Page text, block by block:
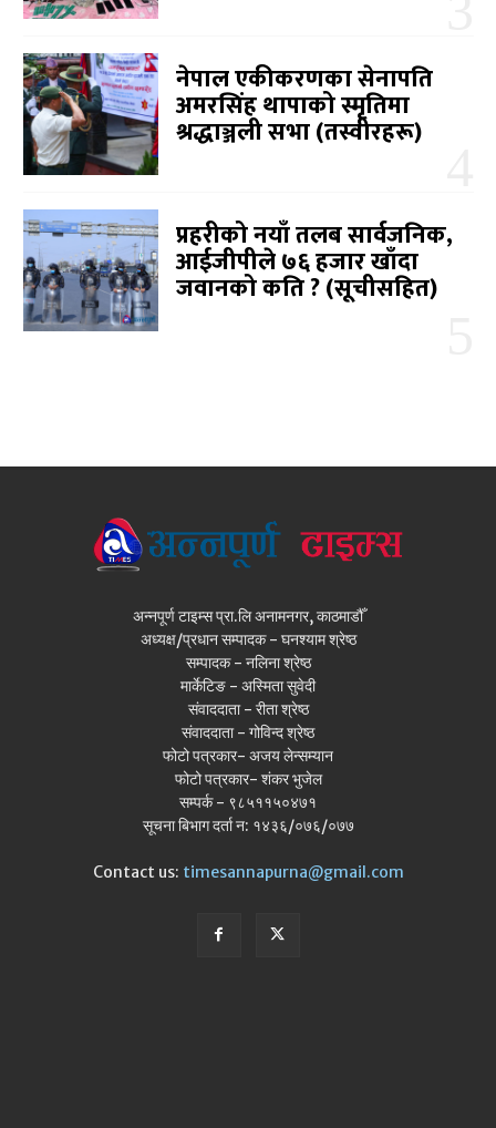
नेपाल एकीकरणका सेनापति
अमरसिंह थापाको स्मृतिमा
श्रद्धाञ्जली सभा (तस्वीरहरू)
प्रहरीको नयाँ तलब सार्वजनिक,
आईजीपीले ७६ हजार खाँदा
जवानको कति ? (सूचीसहित)
अन्नपूर्ण टाइम्स प्रा.लि अनामनगर, काठमाडौँ
अध्यक्ष/प्रधान सम्पादक - घनश्याम श्रेष्ठ
सम्पादक - नलिना श्रेष्ठ
मार्केटिङ - अस्मिता सुवेदी
संवाददाता - रीता श्रेष्ठ
संवाददाता - गोविन्द श्रेष्ठ
फोटो पत्रकार- अजय लेन्सम्यान
फोटो पत्रकार- शंकर भुजेल
सम्पर्क - ९८५११५०४७१
सूचना बिभाग दर्ता न: १४३६/०७६/०७७
Contact us: timesannapurna@gmail.com